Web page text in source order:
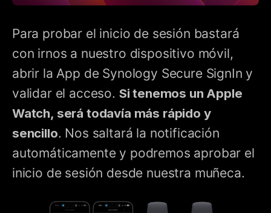
Para probar el inicio de sesión bastará
con irnos a nuestro dispositivo móvil,
abrir la App de Synology Secure SignIn y
validar el acceso. Si tenemos un Apple
Watch, será todavía más rápido y
sencillo. Nos saltará la notificación
automáticamente y podremos aprobar el
inicio de sesión desde nuestra muñeca.